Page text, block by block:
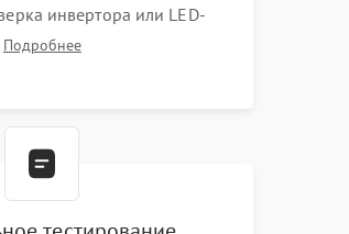
инвертора или LED-
Диагностика цепей
Подробнее